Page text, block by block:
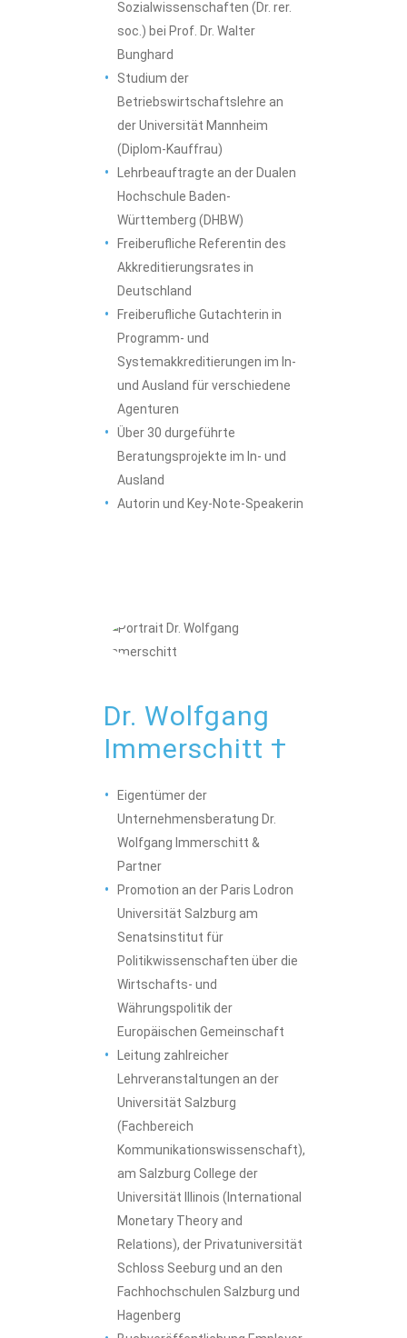
Sozialwissenschaften (Dr. rer.
soc.) bei Prof. Dr. Walter
Bunghard
Studium der
Betriebswirtschaftslehre an
der Universität Mannheim
(Diplom-Kauffrau)
Lehrbeauftragte an der Dualen
Hochschule Baden-
Württemberg (DHBW)
Freiberufliche Referentin des
Akkreditierungsrates in
Deutschland
Freiberufliche Gutachterin in
Programm- und
Systemakkreditierungen im In-
und Ausland für verschiedene
Agenturen
Über 30 durgeführte
Beratungsprojekte im In- und
Ausland
Autorin und Key-Note-Speakerin
Dr. Wolfgang
Immerschitt †
Eigentümer der
Unternehmensberatung Dr.
Wolfgang Immerschitt &
Partner
Promotion an der Paris Lodron
Universität Salzburg am
Senatsinstitut für
Politikwissenschaften über die
Wirtschafts- und
Währungspolitik der
Europäischen Gemeinschaft
Leitung zahlreicher
Lehrveranstaltungen an der
Universität Salzburg
(Fachbereich
Kommunikationswissenschaft),
am Salzburg College der
Universität Illinois (International
Monetary Theory and
Relations), der Privatuniversität
Schloss Seeburg und an den
Fachhochschulen Salzburg und
Hagenberg